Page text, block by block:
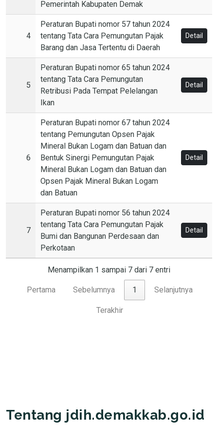
Pemerintah Kabupaten Demak
4
Peraturan Bupati nomor 57 tahun 2024
tentang Tata Cara Pemungutan Pajak
Barang dan Jasa Tertentu di Daerah
Detail
5
Peraturan Bupati nomor 65 tahun 2024
tentang Tata Cara Pemungutan
Retribusi Pada Tempat Pelelangan
Ikan
Detail
6
Peraturan Bupati nomor 67 tahun 2024
tentang Pemungutan Opsen Pajak
Mineral Bukan Logam dan Batuan dan
Bentuk Sinergi Pemungutan Pajak
Mineral Bukan Logam dan Batuan dan
Opsen Pajak Mineral Bukan Logam
dan Batuan
Detail
7
Peraturan Bupati nomor 56 tahun 2024
tentang Tata Cara Pemungutan Pajak
Bumi dan Bangunan Perdesaan dan
Perkotaan
Detail
Menampilkan 1 sampai 7 dari 7 entri
Pertama Sebelumnya 1 Selanjutnya
Terakhir
Tentang jdih.demakkab.go.id